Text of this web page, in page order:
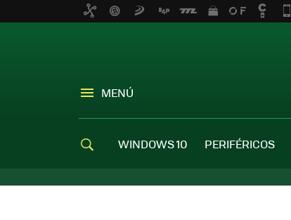
MENÚ
WINDOWS 10 PERIFÉRICOS